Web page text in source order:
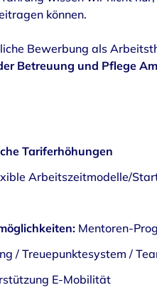
können.
Bewerbung als
Betreuung und Pflege
Tariferhöhungen
Arbeitszeitmodelle/
Mentoren-
/ Treuepunktesystem /
E-Mobilität